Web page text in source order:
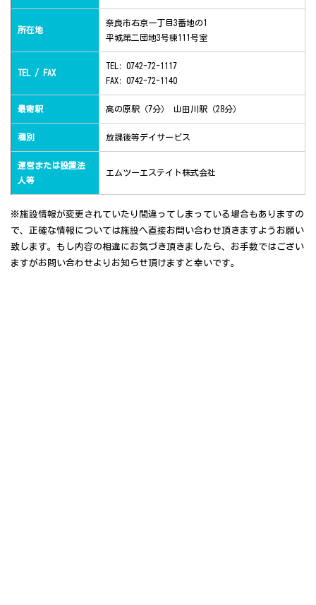
所在地
奈良市右京一丁目3番地の1
平城第二団地3号棟111号室
TEL / FAX
TEL: 0742-72-1117
FAX: 0742-72-1140
最寄駅 高の原駅（7分） 山田川駅（28分）
種別 放課後等デイサービス
運営または設置法
人等
エムツーエステイト株式会社
※施設情報が変更されていたり間違ってしまっている場合もありますの
で、正確な情報については施設へ直接お問い合わせ頂きますようお願い
致します。もし内容の相違にお気づき頂きましたら、お手数ではござい
ますがお問い合わせよりお知らせ頂けますと幸いです。